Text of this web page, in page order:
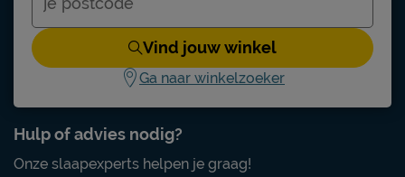
Drooginstructies
temperatuur
Strijkinstructies
normaal strijken 150°C
Hulp of advies nodig?
Onze slaapexperts helpen je graag!
Vind jouw winkel
Ga naar winkelzoeker